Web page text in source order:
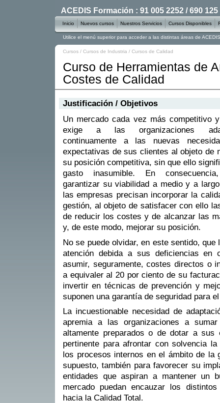
Cursos / Cursos de Industria / Cursos de Calidad
Curso de Herramientas de
Costes de Calidad
Justificación / Objetivos
Un mercado cada vez más competitivo
exige a las organizaciones
continuamente a las nuevas
expectativas de sus clientes al objeto de
su posición competitiva, sin que ello
gasto inasumible. En
garantizar su viabilidad a medio y a
las empresas precisan incorporar la
gestión, al objeto de satisfacer con ello
de reducir los costes y de alcanzar las
y, de este modo, mejorar su posición.
No se puede olvidar, en este sentido,
atención debida a sus deficiencias en
asumir, seguramente, costes directos o
a equivaler al 20 por ciento de su
invertir en técnicas de prevención y
suponen una garantía de seguridad para
La incuestionable necesidad de
apremia a las organizaciones a
altamente preparados o de dotar a sus
pertinente para afrontar con solvencia
los procesos internos en el ámbito de la
supuesto, también para favorecer su
entidades que aspiran a mantener un
mercado puedan encauzar los
hacia la Calidad Total.
ACEDIS Formación : 91 005 2252 / 690 125
Inicio Nuevos cursos Nuestros Servicios Cursos Disponibles
Utilice el menú superior para acceder a las distintas áreas de